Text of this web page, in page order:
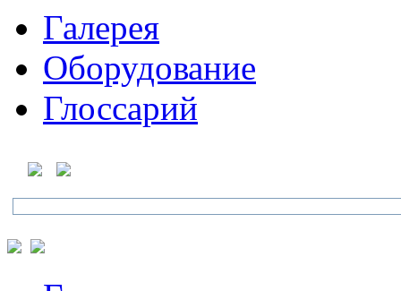
Галерея
Оборудование
Глоссарий